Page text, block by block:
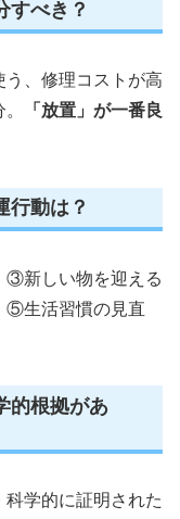
すべき？
、修理コストが高
「放置」が一番良
行動は？
新しい物を迎える
⑤生活習慣の見直
的根拠があ
学的に証明された